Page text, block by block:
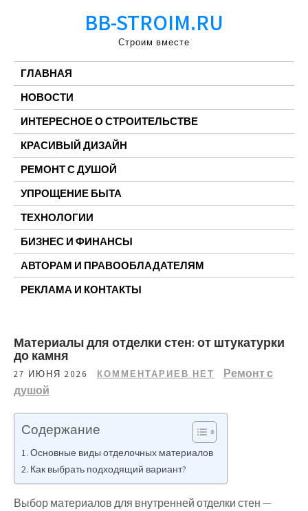
BB-STROIM.RU
Строим вместе
ГЛАВНАЯ
НОВОСТИ
ИНТЕРЕСНОЕ О СТРОИТЕЛЬСТВЕ
КРАСИВЫЙ ДИЗАЙН
РЕМОНТ С ДУШОЙ
УПРОЩЕНИЕ БЫТА
ТЕХНОЛОГИИ
БИЗНЕС И ФИНАНСЫ
АВТОРАМ И ПРАВООБЛАДАТЕЛЯМ
РЕКЛАМА И КОНТАКТЫ
Материалы для отделки стен: от штукатурки
до камня
27 ИЮНЯ 2026 КОММЕНТАРИЕВ НЕТ
Ремонт с
душой
Содержание
Основные виды отделочных материалов
Как выбрать подходящий вариант?
Выбор материалов для внутренней отделки стен —